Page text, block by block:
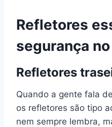
Refletores
segurança
Refletores
Quando a gente fala
os refletores são tipo
nem sempre lembra,